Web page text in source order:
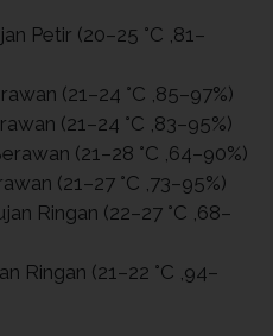
Petir (20–25 °C ,81–
(21–24 °C ,85–97%)
(21–24 °C ,83–95%)
(21–28 °C ,64–90%)
(21–27 °C ,73–95%)
Ringan (22–27 °C ,68–
Ringan (21–22 °C ,94–